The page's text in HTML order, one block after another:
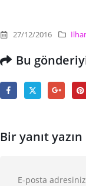
27/12/2016
Bu
Bir yanıt yazın
E-posta